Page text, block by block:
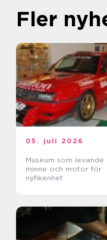
Fler
05. juli 2026
Museum som levande
minne och motor för
nyfikenhet